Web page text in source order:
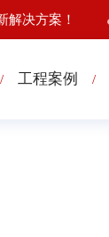
解决方案！
/ 工程案例 /